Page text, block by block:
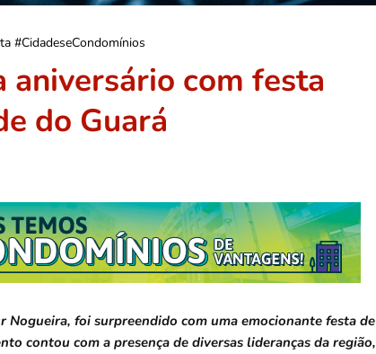
#CidadeseCondomínios
com festa
do Guará
foi surpreendido com uma emocionante festa de
contou com a presença de diversas lideranças da região,